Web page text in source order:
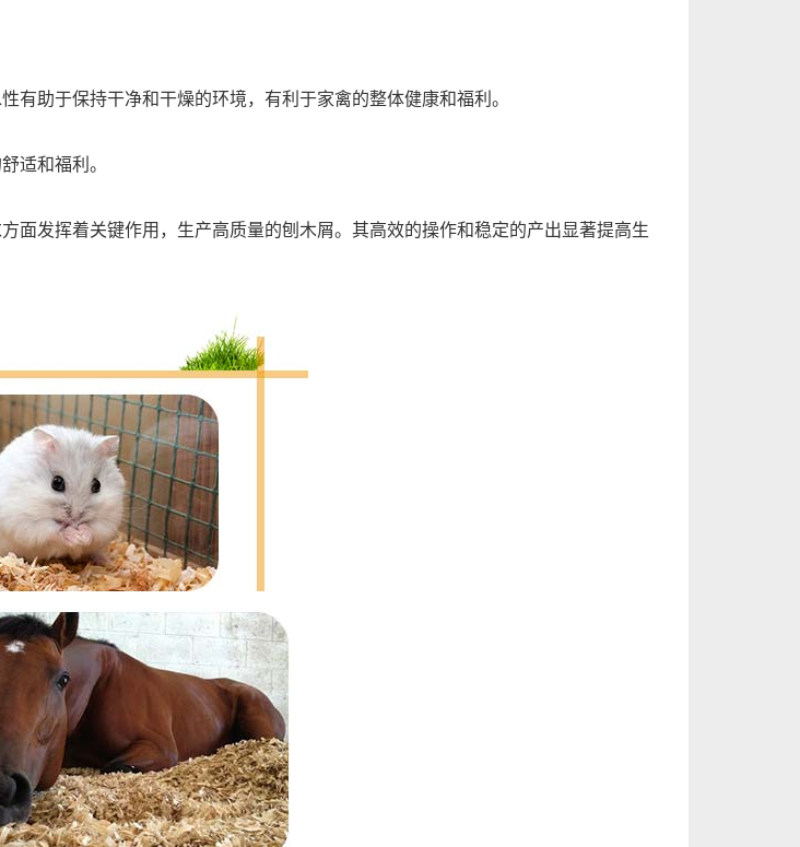
有助于保持干净和干燥的环境，有利于家禽的整体健康和福利。
适和福利。
面发挥着关键作用，生产高质量的刨木屑。其高效的操作和稳定的产出显著提高生